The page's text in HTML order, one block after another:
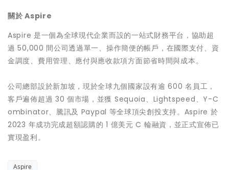
關於 Aspire
Aspire 是一個為全球現代企業而設的一站式財務平台，協助超
過 50,000 間公司透過單一、操作簡便的帳戶，在國際支付、資
金調度、費用管理、應付與應收款項方面節省時間與成本。
公司總部設於新加坡，現於全球九個國家設有逾 600 名員工，
客戶遍佈超過 30 個市場，並獲 Sequoia、Lightspeed、Y-C
ombinator、騰訊及 Paypal 等全球頂尖創投支持。Aspire 於
2023 年成功完成超額認購的 1 億美元 C 輪融資，並正式宣佈已
實現盈利。
Aspire